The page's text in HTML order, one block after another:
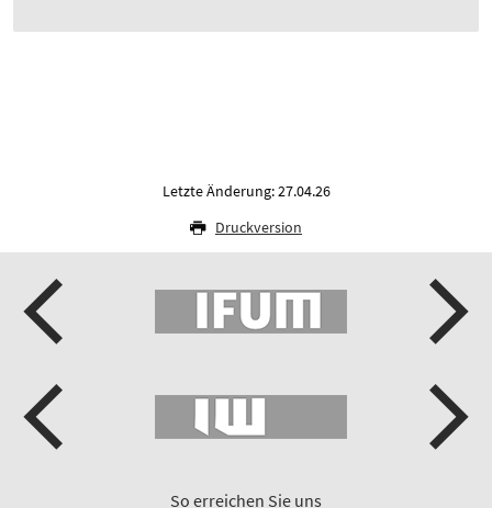
Letzte Änderung: 27.04.26
Druckversion
So erreichen Sie uns